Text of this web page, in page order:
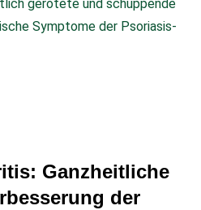
Ganzheitliche
der